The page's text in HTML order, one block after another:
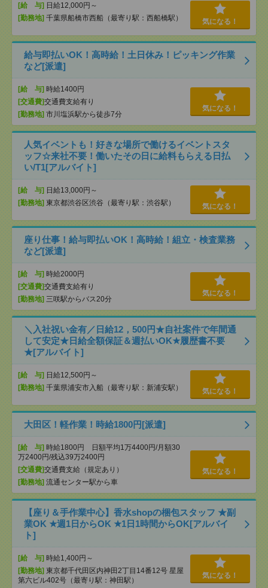
[給 与] 日給12,000円～
[勤務地] 千葉県船橋市西船（最寄り駅：西船橋駅） 気になる！
給与即払いOK！高時給！土日休み！ピッキング作業
など[派遣]
[給 与] 時給1400円
[交通費]交通費支給有り
[勤務地] 市川塩浜駅から徒歩7分
気になる！
人気イベントも！好きな場所で働けるイベントスタ
ッフ☆来社不要！働いたその日に給料もらえる日払
い/T1[アルバイト]
[給 与] 日給13,000円～
[勤務地] 東京都渋谷区渋谷（最寄り駅：渋谷駅） 気になる！
座り仕事！給与即払いOK！高時給！組立・検査業務
など[派遣]
[給 与] 時給2000円
[交通費]交通費支給有り
[勤務地] 三咲駅からバス20分
気になる！
＼入社祝い金有／日給12，500円★自社案件で年間通
して安定★日給全額保証＆週払いOK★履歴書不要
★[アルバイト]
[給 与] 日給12,500円～
[勤務地] 千葉県浦安市入船（最寄り駅：新浦安駅） 気になる！
大田区！軽作業！時給1800円[派遣]
[給 与] 時給1800円 日額平均1万4400円/月額30
万2400円/残込39万2400円
[交通費]交通費支給（規定あり）
[勤務地] 流通センター駅から車
気になる！
【座り＆手作業中心】香水shopの梱包スタッフ ★副
業OK ★週1日からOK ★1日1時間からOK[アルバイ
ト]
[給 与] 時給1,400円～
[勤務地] 東京都千代田区内神田2丁目14番12号 星屋
第六ビル402号（最寄り駅：神田駅）
気になる！